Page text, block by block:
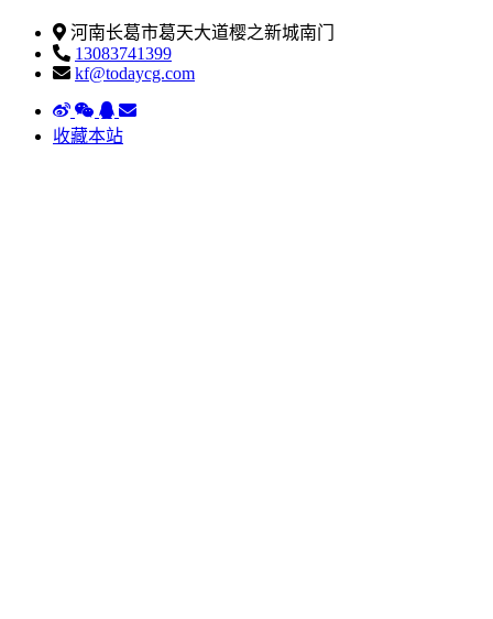
河南长葛市葛天大道樱之新城南门
13083741399
kf@todaycg.com
收藏本站